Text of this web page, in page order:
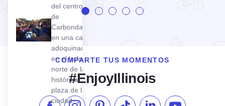
del centro
de
Carbondale,
en una calle
adoquinada
en el lado
norte de la
histórica
plaza de la
ciudad,
COMPARTE TUS MOMENTOS
#EnjoyIllinois